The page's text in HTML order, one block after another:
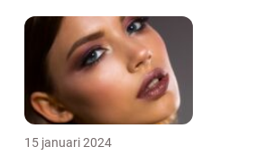
15 januari 2024